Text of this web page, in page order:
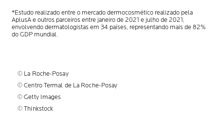
*Estudo realizado entre o mercado dermocosmético realizado pela
AplusAe outros parceiros entre janeiro de 2021 e julho de 2021,
envolvendodermatologistas em 34 países, representando mais de 82%
do GDP mundial.
© La Roche-Posay
© Centro Termal de La Roche-Posay
© Getty Images
© Thinkstock